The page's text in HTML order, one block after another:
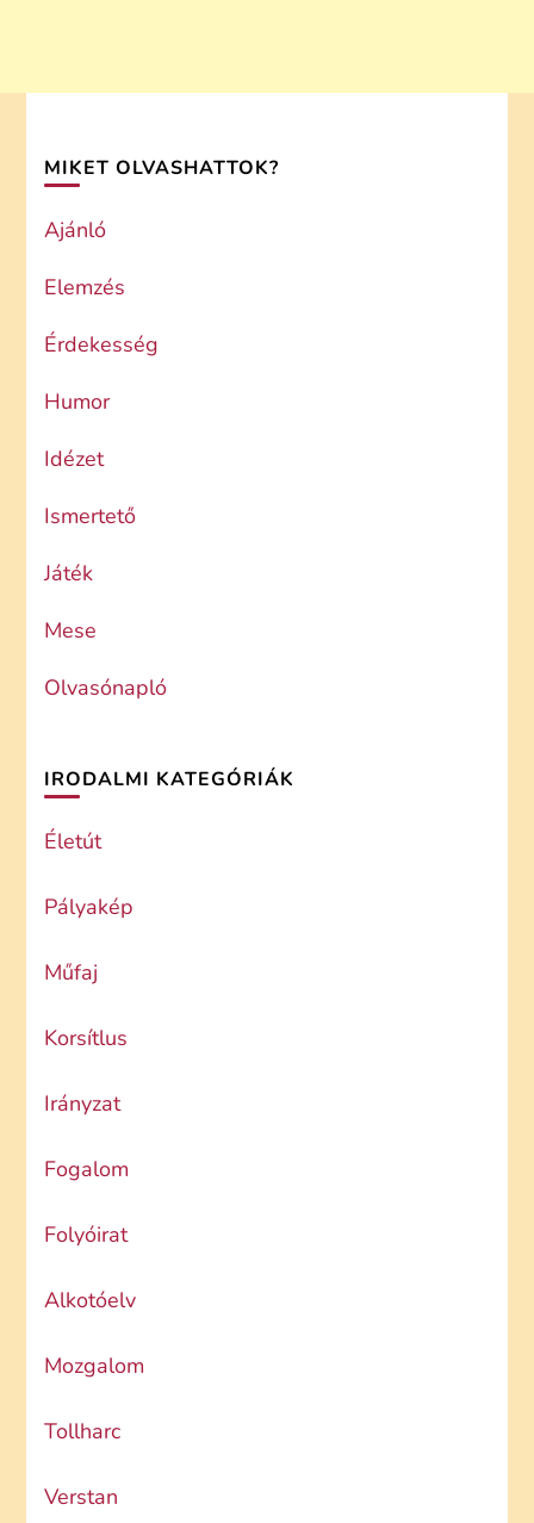
MIKET OLVASHATTOK?
Ajánló
Elemzés
Érdekesség
Humor
Idézet
Ismertető
Játék
Mese
Olvasónapló
IRODALMI KATEGÓRIÁK
Életút
Pályakép
Műfaj
Korsítlus
Irányzat
Fogalom
Folyóirat
Alkotóelv
Mozgalom
Tollharc
Verstan